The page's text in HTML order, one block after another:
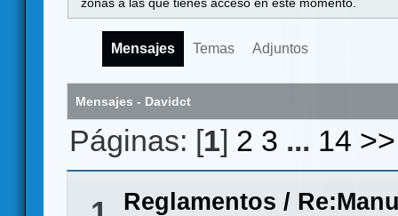
Mensajes Temas Adjuntos
Mensajes - Davidct
Páginas: [1] 2 3 ... 14 >>
Reglamentos /